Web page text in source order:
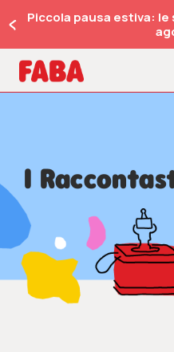
Piccola pausa estiva:
I